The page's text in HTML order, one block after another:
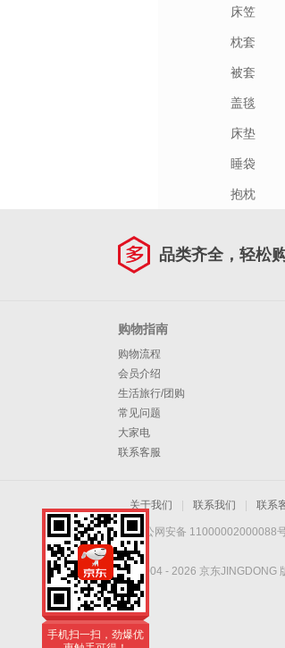
床笠
枕套
被套
盖毯
床垫
睡袋
抱枕
品类齐全，轻松
购物指南
购物流程
会员介绍
生活旅行/团购
常见问题
大家电
联系客服
关于我们 联系我们 联系
京公网安备 11000002000088
Copyright © 2004 - 2026 京东JINGDONG
手机扫一扫，劲爆优
惠触手可得！